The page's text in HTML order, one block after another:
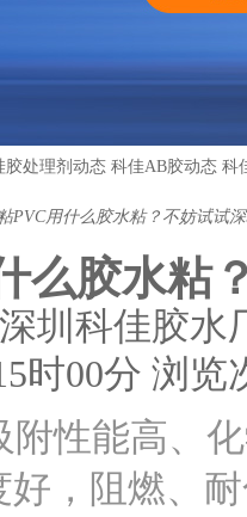
胶处理剂动态 科佳AB胶动态 科
PVC用什么胶水粘？不妨试试
么胶水粘
圳科佳胶水
时00分 浏览
附性能高、
好，阻燃、